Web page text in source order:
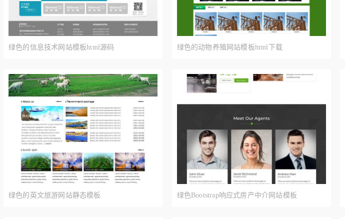
绿色的信息技术网站模板html源码 绿色的动物养殖网站模板html下载
绿色的英文旅游网站静态模板 绿色Bootstrap响应式房产中介网站模板